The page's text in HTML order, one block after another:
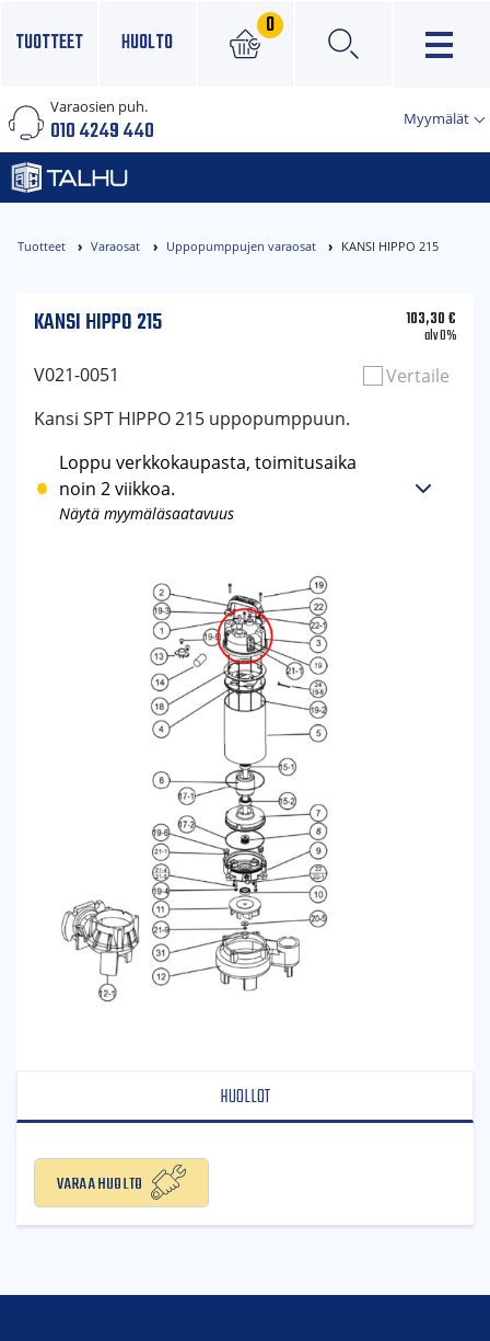
TUOTTEET HUOLTO
0
×
Varaosien puh.
010 4249 440 Myymälät
Tuotteet Varaosat Uppopumppujen varaosat KANSI HIPPO 215
KANSI HIPPO 215 103,30€
alv 0%
V021-0051
Vertaile
Kansi SPT HIPPO 215 uppopumppuun.
Loppu verkkokaupasta, toimitusaika
noin 2 viikkoa.
Näytä myymäläsaatavuus
HUOLLOT
Varaa huolto